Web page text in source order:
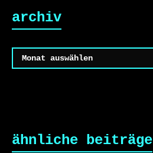
archiv
Archiv
ähnliche beiträge